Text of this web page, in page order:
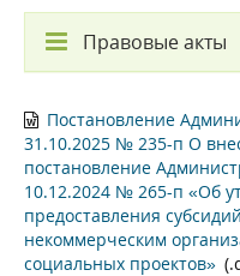
Правовые акты
Постановление
31.10.2025 № 235-п О
постановление
10.12.2024 № 265-п «Об
предоставления
некоммерческим
социальных проектов»